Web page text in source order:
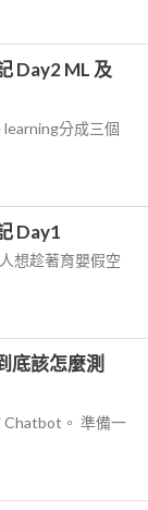
Day2 ML 及
分成三個
Day1
想趁著育嬰假空
底該怎麼測
Chatbot。 準備一